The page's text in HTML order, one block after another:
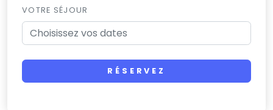
VOTRE SÉJOUR
RÉSERVEZ